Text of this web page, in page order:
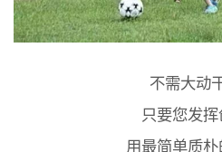
不需大动
只要您发挥
用最简单质朴